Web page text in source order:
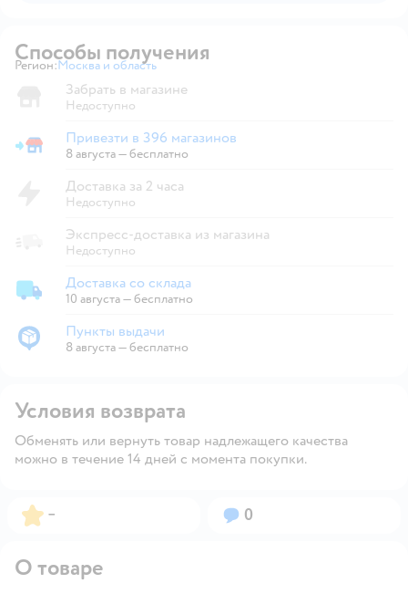
Способы получения
Регион: Выбор адреса доставки.
Москва и область
Забрать в магазине
Недоступно
Привезти в магазин
Привезти в 396 магазинов
8 августа—бесплатно
Доставка за 2 часа
Недоступно
Экспресс-доставка из магазина
Недоступно
Доставка со склада
Доставка со склада
10 августа—бесплатно
Пункты выдачи
Пункты выдачи
8 августа—бесплатно
Условия возврата
Обменять или вернуть товар надлежащего качества
можно в течение 14 дней с момента покупки.
Рейтинг:
– Вопросов:
0
О товаре